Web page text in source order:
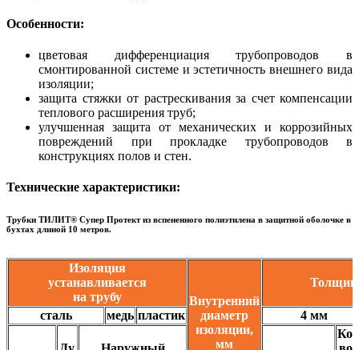
Особенности:
цветовая дифференциация трубопроводов в
смонтированной системе и эстетичность внешнего вида
изоляции;
защита стяжки от растрескивания за счет компенсации
теплового расширения труб;
улучшенная защита от механических и коррозийных
повреждений при прокладке трубопроводов в
конструкциях полов и стен.
Технические характеристики:
Трубки ТИЛИТ® Супер Протект из вспененного полиэтилена в защитной оболочке в
бухтах длиной 10 метров.
Изоляция
устанавливается
на трубу
Внутренний
диаметр
изоляции,
мм
сталь медь пластик 4 мм